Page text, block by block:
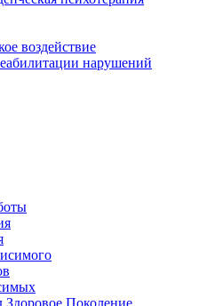
воздействие
нарушений
Поколение